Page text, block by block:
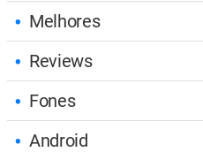
Melhores
Reviews
Fones
Android